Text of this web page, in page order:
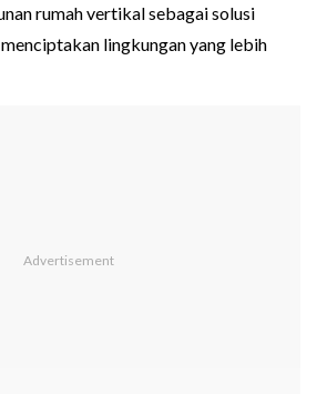
rumah vertikal sebagai solusi
lingkungan yang lebih